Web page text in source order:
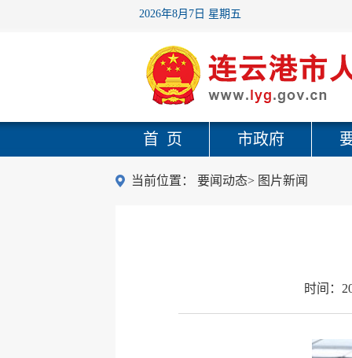
2026年8月7日 星期五
首 页 市政府
当前位置： 要闻动态> 图片新闻
时间：